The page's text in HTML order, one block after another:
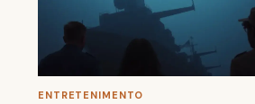
ENTRETENIMENTO